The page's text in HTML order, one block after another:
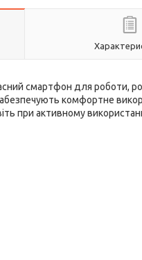
смартфон для роботи,
комфортне
при активному